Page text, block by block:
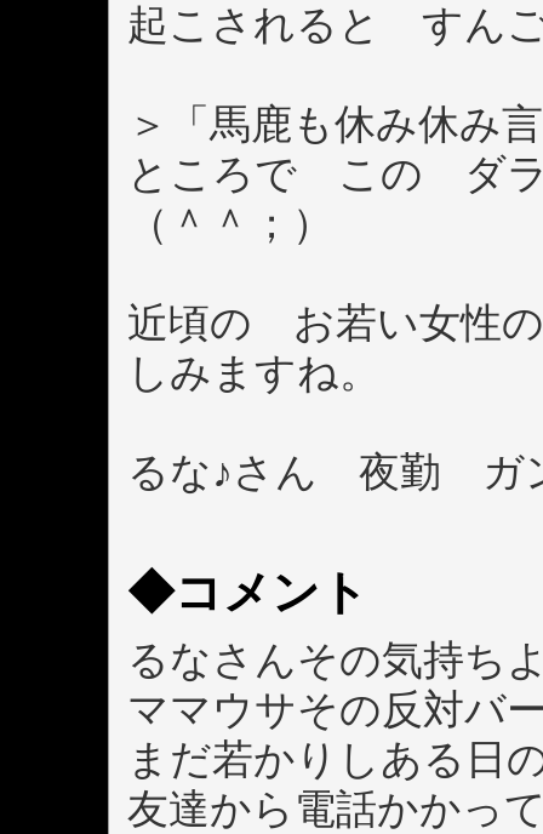
起こされると すん
＞「馬鹿も休み休み
ところで この ダラ
（＾＾；）
近頃の お若い女性
しみますね。
るな♪さん 夜勤 ガ
◆コメント
るなさんその気持ち
ママウサその反対バ
まだ若かりしある日
友達から電話かかっ